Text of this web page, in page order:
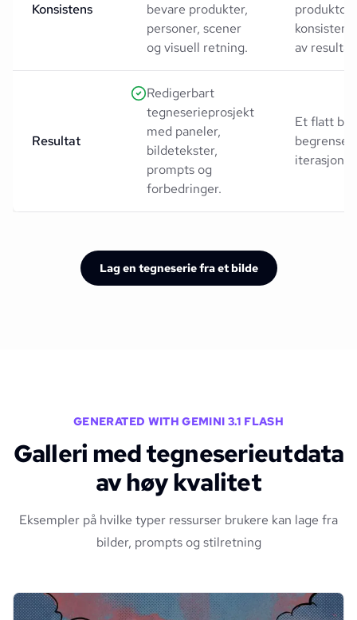
Konsistens
bevare produkter,
personer, scener
og visuell retning.
av
Resultat
Redigerbart
tegneserieprosjekt
med paneler,
bildetekster,
prompts og
forbedringer.
Et flatt
Lag en tegneserie fra et bilde
GENERATED WITH GEMINI 3.1 FLASH
Galleri med tegneserieutdata
av høy kvalitet
Eksempler på hvilke typer ressurser brukere kan lage fra
bilder, prompts og stilretning